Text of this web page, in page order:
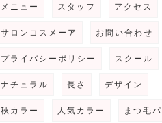
メニュー スタッフ アクセス
サロンコスメーア お問い合わせ
プライバシーポリシー スクール
ナチュラル 長さ デザイン
秋カラー 人気カラー まつ毛